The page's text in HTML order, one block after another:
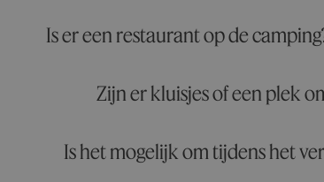
Is er een restaurant op de
Zijn er kluisjes of een plek
Is het mogelijk om tijdens het